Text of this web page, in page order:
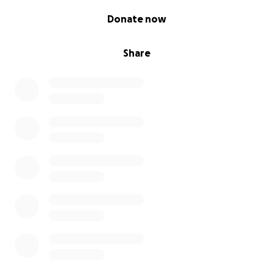
Share
Donate now